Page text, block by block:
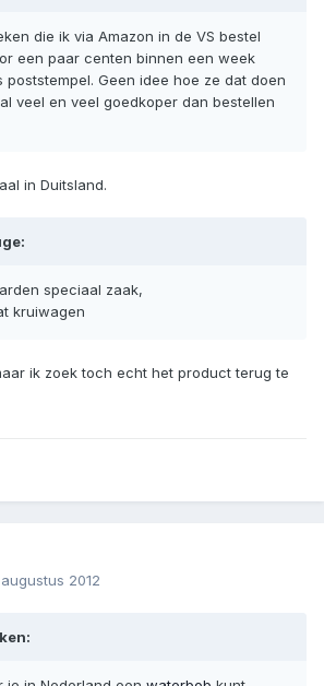
die ik via Amazon in de VS bestel
een paar centen binnen een week
poststempel. Geen idee hoe ze dat doen
veel en veel goedkoper dan bestellen
in Duitsland.
speciaal zaak,
kruiwagen
ik zoek toch echt het product terug te
augustus 2012